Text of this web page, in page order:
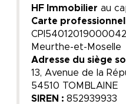
HF Immobilier au
Carte
Meurthe-et-Moselle
Adresse du siège
13, Avenue de la
54510 TOMBLAINE
SIREN : 852939933